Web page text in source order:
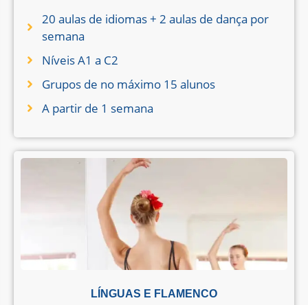
20 aulas de idiomas + 2 aulas de dança por
semana
Níveis A1 a C2
Grupos de no máximo 15 alunos
A partir de 1 semana
LÍNGUAS E FLAMENCO